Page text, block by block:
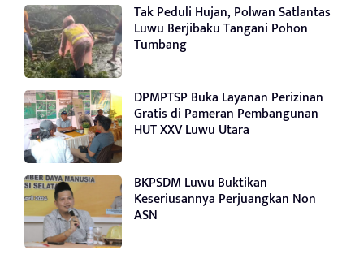
Tak Peduli Hujan, Polwan Satlantas
Luwu Berjibaku Tangani Pohon
Tumbang
DPMPTSP Buka Layanan Perizinan
Gratis di Pameran Pembangunan
HUT XXV Luwu Utara
BKPSDM Luwu Buktikan
Keseriusannya Perjuangkan Non
ASN